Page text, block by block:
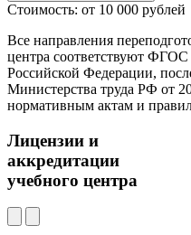
Стоимость: от 10 000 рублей
Все направления
центра соответствуют
Российской Федерации,
Министерства труда РФ от
нормативным актам и
Лицензии и
аккредитации
учебного центра